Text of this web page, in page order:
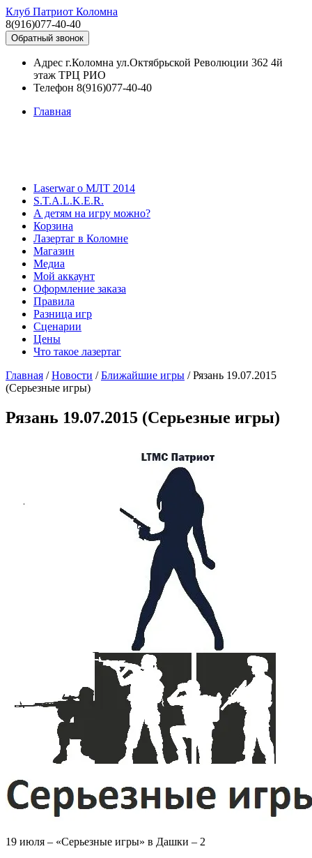
Клуб Патриот Коломна
8(916)077-40-40
Обратный звонок
Адрес г.Коломна ул.Октябрьской Революции 362 4й
этаж ТРЦ РИО
Телефон 8(916)077-40-40
Главная
Laserwar о МЛТ 2014
S.T.A.L.K.E.R.
А детям на игру можно?
Корзина
Лазертаг в Коломне
Магазин
Медиа
Мой аккаунт
Оформление заказа
Правила
Разница игр
Сценарии
Цены
Что такое лазертаг
Главная /Новости /Ближайшие игры /Рязань 19.07.2015
(Серьезные игры)
Рязань 19.07.2015 (Серьезные игры)
19 июля – «Серьезные игры» в Дашки – 2